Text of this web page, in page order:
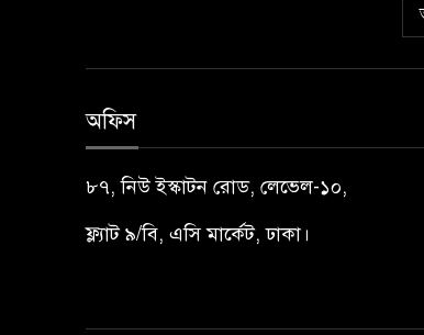
অফিস
৮৭, নিউ ইস্কাটন রোড, লেভেল-১০,
ফ্ল্যাট ৯/বি, এসি মার্কেট, ঢাকা।